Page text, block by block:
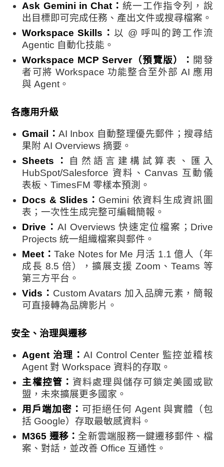
Ask Gemini in Chat：統一工作指令列，說
出目標即可完成任務、產出文件或搜尋檔案。
Workspace Skills： 以 @ 呼叫的跨工作流
Agentic 自動化技能。
Workspace MCP Server（預覽版）： 開發
者可將 Workspace 功能整合至外部 AI 應用
與 Agent。
各應用升級
Gmail：AI Inbox 自動整理優先郵件；搜尋結
果附 AI Overviews 摘要。
Sheets：
自然語言建構試算表、匯入
HubSpot/Salesforce 資料、Canvas 互動儀
表板、TimesFM 零樣本預測。
Docs & Slides： Gemini 依資料生成資訊圖
表；一次性生成完整可編輯簡報。
Drive： AI Overviews 快速定位檔案；Drive
Projects 統一組織檔案與郵件。
Meet：Take Notes for Me 月活 1.1 億人（年
成長 8.5 倍），擴展支援 Zoom、Teams 等
第三方平台。
Vids： Custom Avatars 加入品牌元素，簡報
可直接轉為品牌影片。
安全、治理與遷移
Agent 治理：AI Control Center 監控並稽核
Agent 對 Workspace 資料的存取。
主權控管： 資料處理與儲存可鎖定美國或歐
盟，未來擴展更多國家。
用戶端加密： 可拒絕任何 Agent 與實體（包
括 Google）存取最敏感資料。
M365 遷移： 全新雲端服務一鍵遷移郵件、檔
案、對話，並改善 Office 互通性。